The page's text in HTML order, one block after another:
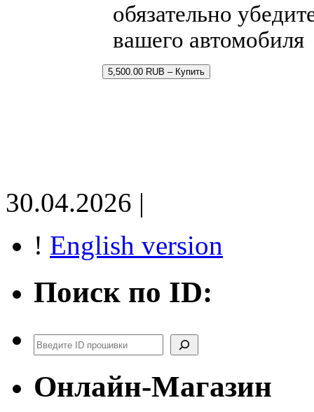
обязательно
вашего автомобиля
5,500.00 RUB – Купить
30.04.2026 |
! English version
Поиск по ID:
Поиск
Онлайн-Магазин